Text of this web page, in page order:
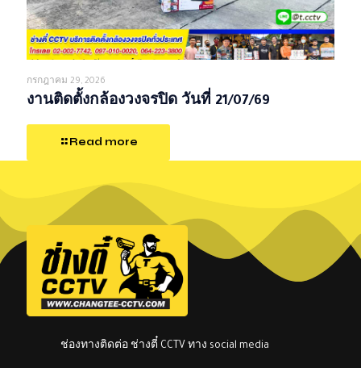
กรกฎาคม 29, 2026
งานติดตั้งกล้องวงจรปิด วันที่ 21/07/69
Read more
ช่องทางติดต่อ ช่างตี๋ CCTV ทาง social media